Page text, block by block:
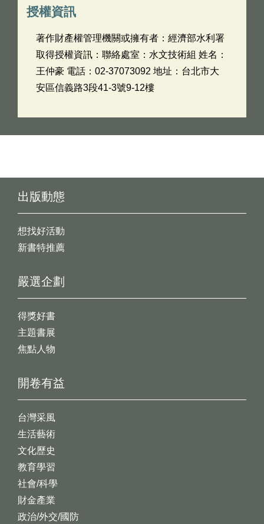
授權資訊
著作財產權管理機關或擁有者：經濟部水利署
取得授權資訊：聯絡處室：水文技術組 姓名：
王仲豪 電話：02-37073092 地址：台北市大
安區信義路3段41-3號9-12樓
出版動態
想找好活動
新書特推薦
開卷有益
台灣采風
生活藝術
文化歷史
教育學習
社會/科學
財金產業
政治/外交/國防
嚴選企劃
得獎好書
主題書展
焦點人物